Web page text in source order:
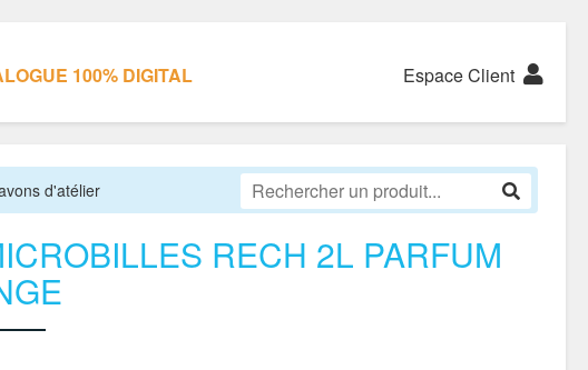
100% DIGITAL Espace Client
d'atélier
RECH 2L PARFUM